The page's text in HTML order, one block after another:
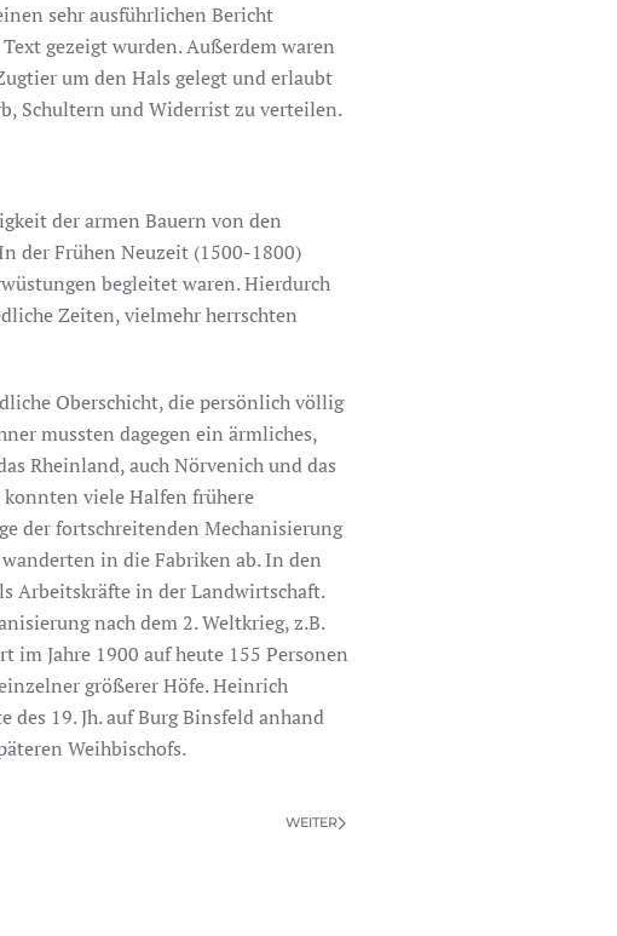
sehr ausführlichen Bericht
gezeigt wurden. Außerdem waren
um den Hals gelegt und erlaubt
Schultern und Widerrist zu verteilen.
der armen Bauern von den
der Frühen Neuzeit (1500-1800)
begleitet waren. Hierdurch
Zeiten, vielmehr herrschten
Oberschicht, die persönlich völlig
mussten dagegen ein ärmliches,
Rheinland, auch Nörvenich und das
konnten viele Halfen frühere
der fortschreitenden Mechanisierung
in die Fabriken ab. In den
Arbeitskräfte in der Landwirtschaft.
nach dem 2. Weltkrieg, z.B.
im Jahre 1900 auf heute 155 Personen
größerer Höfe. Heinrich
19. Jh. auf Burg Binsfeld anhand
Weihbischofs.
WEITER